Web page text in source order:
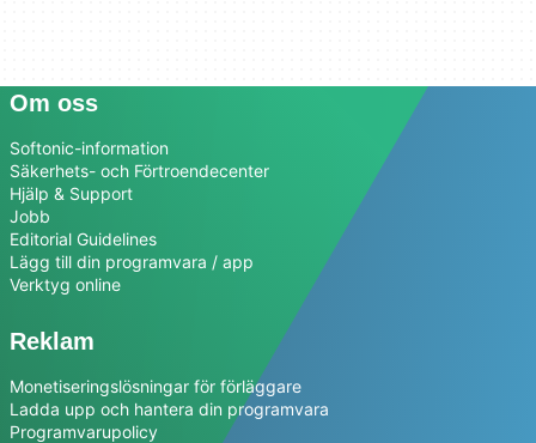
Om oss
Softonic-information
Säkerhets- och Förtroendecenter
Hjälp & Support
Jobb
Editorial Guidelines
Lägg till din programvara / app
Verktyg online
Reklam
Monetiseringslösningar för förläggare
Ladda upp och hantera din programvara
Programvarupolicy